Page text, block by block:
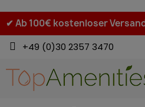
✔Ab 100€ kostenloser
+49 (0)30 2357 3470